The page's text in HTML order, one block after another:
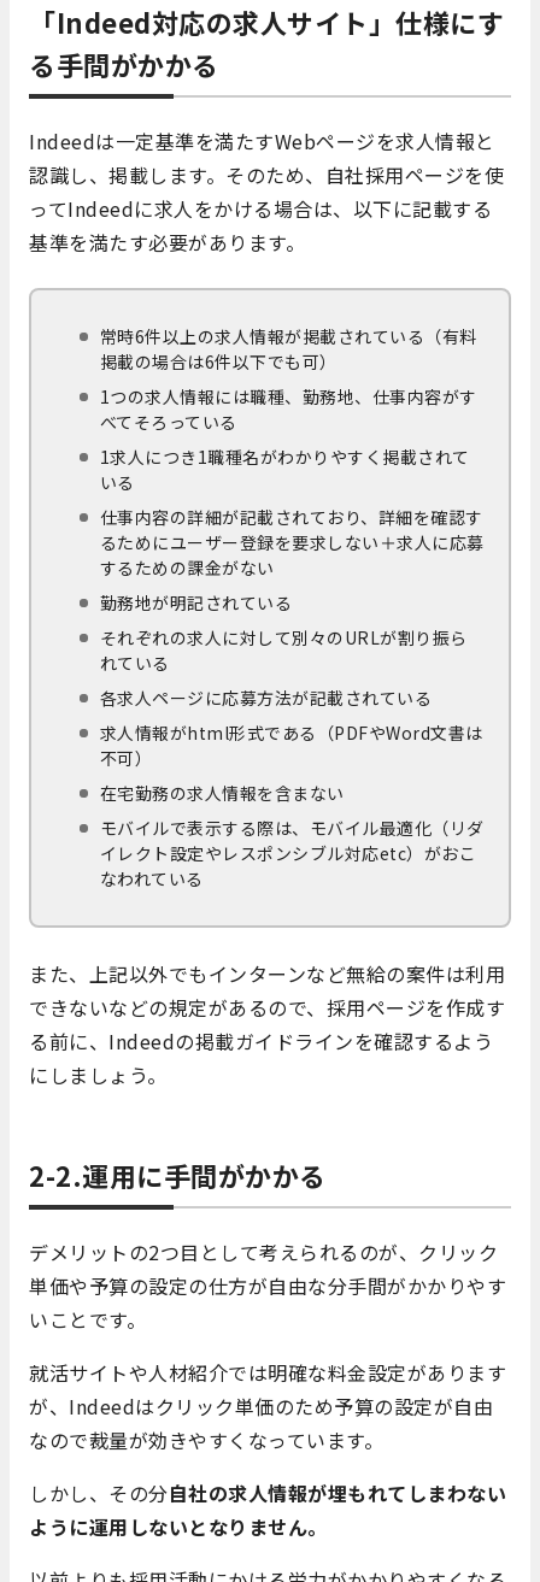
「Indeed対応の求人サイト」仕様にす
る手間がかかる
Indeedは一定基準を満たすWebページを求人情報と
認識し、掲載します。そのため、自社採用ページを使
ってIndeedに求人をかける場合は、以下に記載する
基準を満たす必要があります。
常時6件以上の求人情報が掲載されている（有料
掲載の場合は6件以下でも可）
1つの求人情報には職種、勤務地、仕事内容がす
べてそろっている
1求人につき1職種名がわかりやすく掲載されて
いる
仕事内容の詳細が記載されており、詳細を確認す
るためにユーザー登録を要求しない＋求人に応募
するための課金がない
勤務地が明記されている
それぞれの求人に対して別々のURLが割り振ら
れている
各求人ページに応募方法が記載されている
求人情報がhtml形式である（PDFやWord文書は
不可）
在宅勤務の求人情報を含まない
モバイルで表示する際は、モバイル最適化（リダ
イレクト設定やレスポンシブル対応etc）がおこ
なわれている
また、上記以外でもインターンなど無給の案件は利用
できないなどの規定があるので、採用ページを作成す
る前に、Indeedの掲載ガイドラインを確認するよう
にしましょう。
2-2.運用に手間がかかる
デメリットの2つ目として考えられるのが、クリック
単価や予算の設定の仕方が自由な分手間がかかりやす
いことです。
就活サイトや人材紹介では明確な料金設定があります
が、Indeedはクリック単価のため予算の設定が自由
なので裁量が効きやすくなっています。
しかし、その分自社の求人情報が埋もれてしまわない
ように運用しないとなりません。